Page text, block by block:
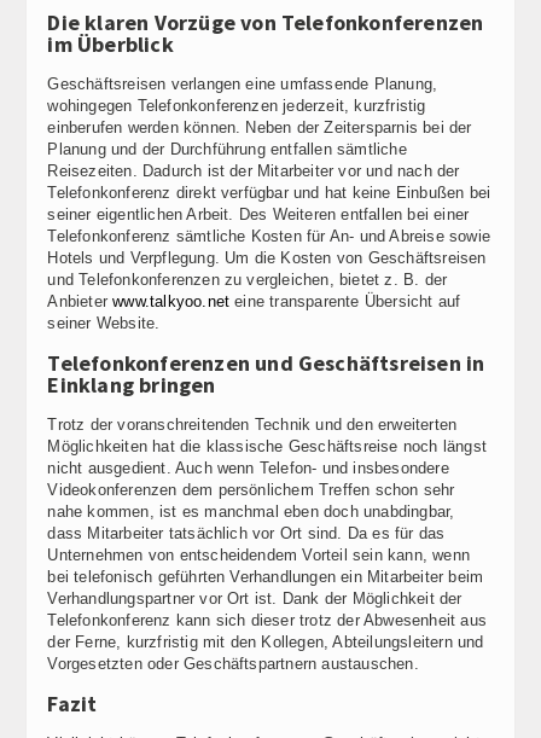
Die klaren Vorzüge von Telefonkonferenzen
im Überblick
Geschäftsreisen verlangen eine umfassende Planung,
wohingegen Telefonkonferenzen jederzeit, kurzfristig
einberufen werden können. Neben der Zeitersparnis bei der
Planung und der Durchführung entfallen sämtliche
Reisezeiten. Dadurch ist der Mitarbeiter vor und nach der
Telefonkonferenz direkt verfügbar und hat keine Einbußen bei
seiner eigentlichen Arbeit. Des Weiteren entfallen bei einer
Telefonkonferenz sämtliche Kosten für An- und Abreise sowie
Hotels und Verpflegung. Um die Kosten von Geschäftsreisen
und Telefonkonferenzen zu vergleichen, bietet z. B. der
Anbieterwww.talkyoo.net eine transparente Übersicht auf
seiner Website.
Telefonkonferenzen und Geschäftsreisen in
Einklang bringen
Trotz der voranschreitenden Technik und den erweiterten
Möglichkeiten hat die klassische Geschäftsreise noch längst
nicht ausgedient. Auch wenn Telefon- und insbesondere
Videokonferenzen dem persönlichem Treffen schon sehr
nahe kommen, ist es manchmal eben doch unabdingbar,
dass Mitarbeiter tatsächlich vor Ort sind. Da es für das
Unternehmen von entscheidendem Vorteil sein kann, wenn
bei telefonisch geführten Verhandlungen ein Mitarbeiter beim
Verhandlungspartner vor Ort ist. Dank der Möglichkeit der
Telefonkonferenz kann sich dieser trotz der Abwesenheit aus
der Ferne, kurzfristig mit den Kollegen, Abteilungsleitern und
Vorgesetzten oder Geschäftspartnern austauschen.
Fazit